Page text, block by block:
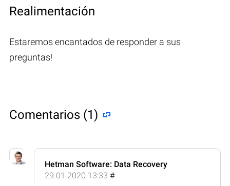
Realimentación
Estaremos encantados de responder a sus
preguntas!
Comentarios (1)
Hetman Software: Data Recovery
29.01.2020 13:33 #